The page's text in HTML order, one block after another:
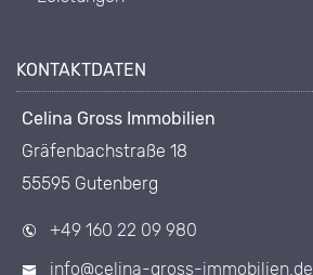
KONTAKTDATEN
Celina Gross Immobilien
Gräfenbachstraße 18
55595 Gutenberg
+49 160 22 09 980
info@celina-gross-immobilien.de